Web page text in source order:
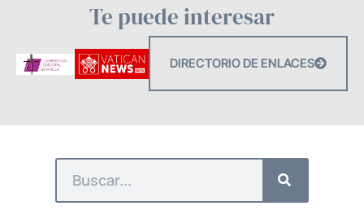
Te puede interesar
DIRECTORIO DE ENLACES